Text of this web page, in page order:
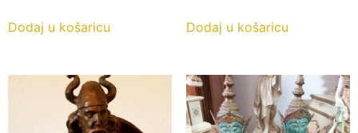
Dodaj u košaricu Dodaj u košaricu